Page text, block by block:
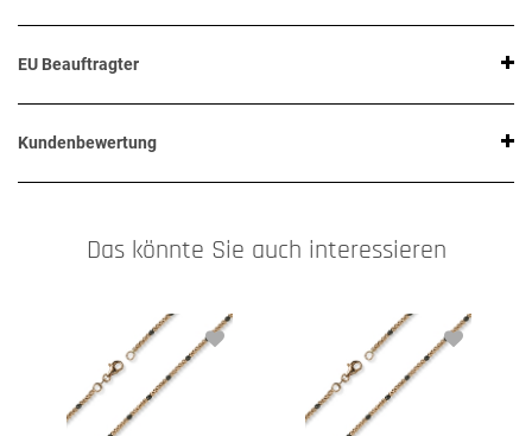
EU Beauftragter
Kundenbewertung
Das könnte Sie auch interessieren